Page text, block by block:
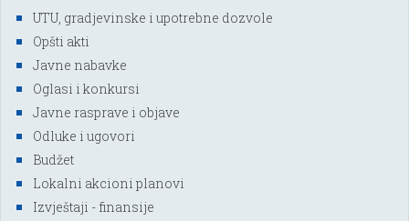
UTU, gradjevinske i upotrebne dozvole
Opšti akti
Javne nabavke
Oglasi i konkursi
Javne rasprave i objave
Odluke i ugovori
Budžet
Lokalni akcioni planovi
Izvještaji - finansije